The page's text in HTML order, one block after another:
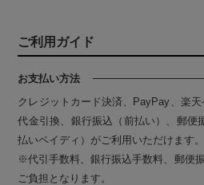
ご利用ガイド
お支払い方法
クレジットカード決済、PayPay、楽天
代金引換、銀行振込（前払い）、郵便
払いペイディ）がご利用いただけます。
※代引手数料、銀行振込手数料、郵便
ご負担となります。